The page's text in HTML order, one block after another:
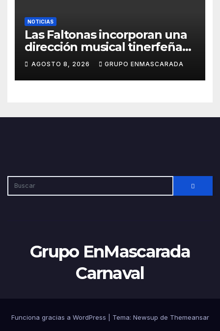
NOTICIAS
Las Faltonas incorporan una
dirección musical tinerfeña
para afrontar con ilusión el
Carnaval de Lanzarote
AGOSTO 8, 2026 GRUPO ENMASCARADA
Grupo EnMascarada
Carnaval
Funciona gracias a WordPress Tema: Newsup de Themeansar